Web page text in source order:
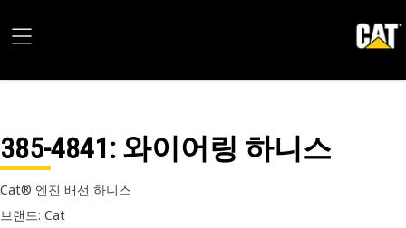
385-4841: 와이어링 하니스
Cat® 엔진 배선 하니스
브랜드: Cat